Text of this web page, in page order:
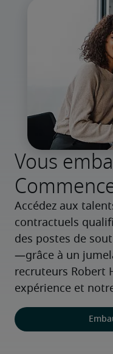
Vous
Accédez aux
contractuels
des postes de
—grâce à un
recruteurs Robert
expérience et